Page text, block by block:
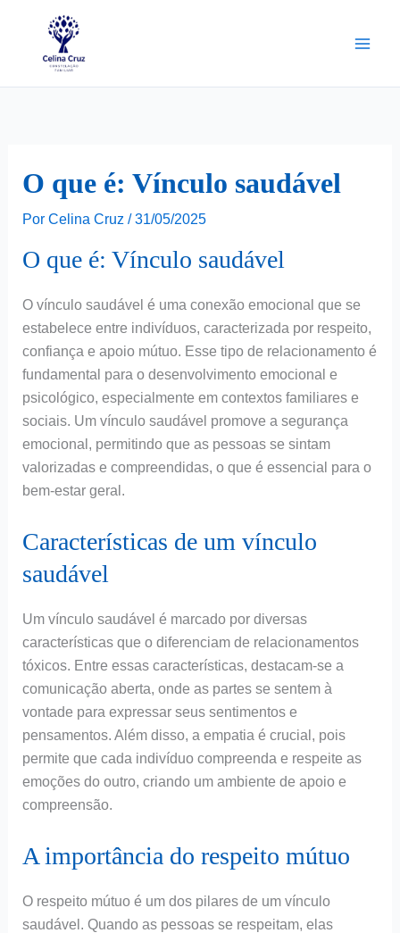
O que é: Vínculo saudável
Por Celina Cruz / 31/05/2025
O que é: Vínculo saudável
O vínculo saudável é uma conexão emocional que se
estabelece entre indivíduos, caracterizada por respeito,
confiança e apoio mútuo. Esse tipo de relacionamento é
fundamental para o desenvolvimento emocional e
psicológico, especialmente em contextos familiares e
sociais. Um vínculo saudável promove a segurança
emocional, permitindo que as pessoas se sintam
valorizadas e compreendidas, o que é essencial para o
bem-estar geral.
Características de um vínculo
saudável
Um vínculo saudável é marcado por diversas
características que o diferenciam de relacionamentos
tóxicos. Entre essas características, destacam-se a
comunicação aberta, onde as partes se sentem à
vontade para expressar seus sentimentos e
pensamentos. Além disso, a empatia é crucial, pois
permite que cada indivíduo compreenda e respeite as
emoções do outro, criando um ambiente de apoio e
compreensão.
A importância do respeito mútuo
O respeito mútuo é um dos pilares de um vínculo
saudável. Quando as pessoas se respeitam, elas